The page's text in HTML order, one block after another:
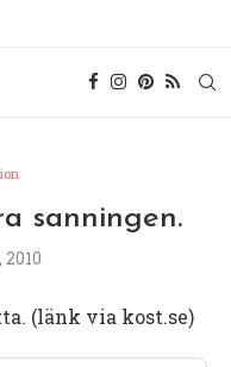
sanningen.
(länk via kost.se)